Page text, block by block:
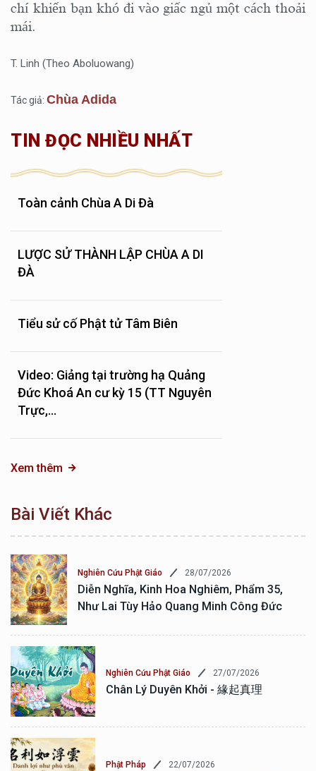
chí khiến bạn khó đi vào giấc ngủ một cách thoải
mái.
T. Linh (Theo Aboluowang)
Tác giả: Chùa Adida
TIN ĐỌC NHIỀU NHẤT
Toàn cảnh Chùa A Di Đà
LƯỢC SỬ THÀNH LẬP CHÙA A DI
ĐÀ
Tiểu sử cố Phật tử Tâm Biên
Video: Giảng tại trường hạ Quảng
Đức Khoá An cư kỳ 15 (TT Nguyên
Trực,...
Xem thêm
Bài Viết Khác
Nghiên Cứu Phật Giáo 28/07/2026
Diễn Nghĩa, Kinh Hoa Nghiêm, Phẩm 35,
Như Lai Tùy Hảo Quang Minh Công Đức
Nghiên Cứu Phật Giáo 27/07/2026
Chân Lý Duyên Khởi - 緣起真理
Phật Pháp 22/07/2026